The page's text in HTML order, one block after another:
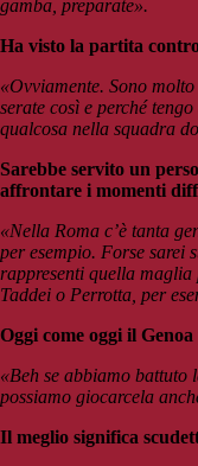
gamba, preparate».
Ha visto la partita
«Ovviamente. Sono
serate così e perché
qualcosa nella squadra
Sarebbe servito un
affrontare i momenti
«Nella Roma c’è tanta
per esempio. Forse sarei
rappresenti quella maglia
Taddei o Perrotta, per
Oggi come oggi il
«Beh se abbiamo battuto
possiamo giocarcela
Il meglio significa